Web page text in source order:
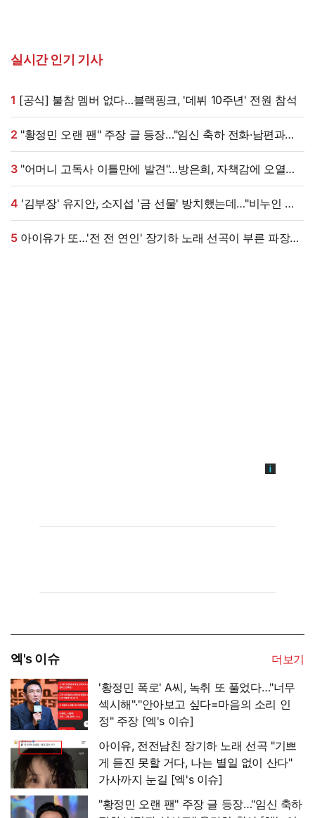
실시간 인기 기사
1 [공식] 불참 멤버 없다…블랙핑크, '데뷔 10주년' 전원 참석
2
식사도" 온라인 확산 [엑's 이슈]
3"어머니 고독사 이틀만에 발견"…방은희, 자책감에 오열
(특종세상)[전일야화]
4
엄마가 알아봐" (원마이크)
5아이유가 또…'전 전 연인' 장기하 노래 선곡이 부른 파장
엑's 이슈
더보기
'황정민 폭로' A씨, 녹취 또 풀었다…"너무
섹시해"·"안아보고 싶다=마음의 소리 인
정" 주장 [엑's 이슈]
아이유, 전전남친 장기하 노래 선곡 "기쁘
게 듣진 못할 거다, 나는 별일 없이 산다"
가사까지 눈길 [엑's 이슈]
"황정민 오랜 팬" 주장 글 등장…"임신 축하